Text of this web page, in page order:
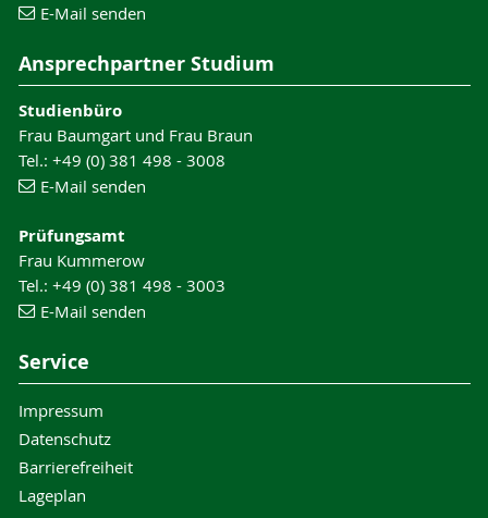
E-Mail senden
Ansprechpartner Studium
Studienbüro
Frau Baumgart und Frau Braun
Tel.: +49 (0) 381 498 - 3008
E-Mail senden
Prüfungsamt
Frau Kummerow
Tel.: +49 (0) 381 498 - 3003
E-Mail senden
Service
Impressum
Datenschutz
Barrierefreiheit
Lageplan